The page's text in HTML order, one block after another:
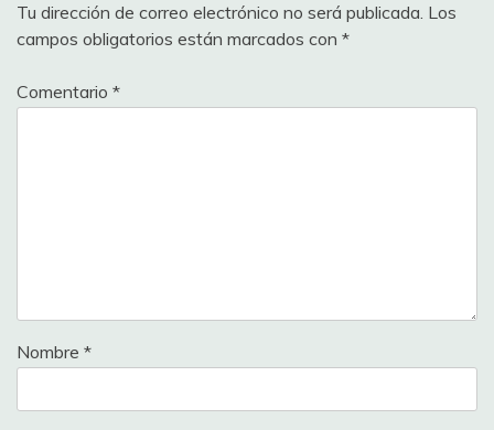
Tu dirección de correo electrónico no será publicada. Los
campos obligatorios están marcados con *
Comentario *
Nombre *